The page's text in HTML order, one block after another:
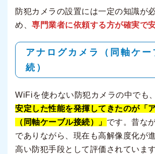
防犯カメラの設置には一定の知識が
め、 専門業者に依頼する方が確実で
アナログカメラ（同軸ケー
続）
WiFiを使わない防犯カメラの中でも、
安定した性能を発揮してきたのが「
（同軸ケーブル接続）」 です。昔な
でありながら、現在も高解像度化が
高い防犯手段として評価されています